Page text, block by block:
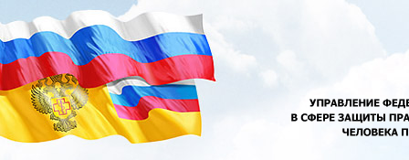
Перейти к основному содержанию